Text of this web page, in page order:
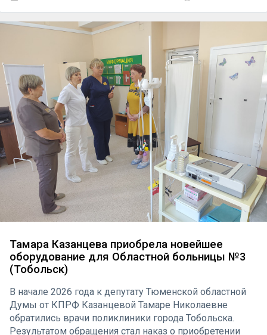
тюменских коммунистов Тамары Казанцевой.
Тамара Казанцева приобрела новейшее
оборудование для Областной больницы №3
(Тобольск)
В начале 2026 года к депутату Тюменской областной
Думы от КПРФ Казанцевой Тамаре Николаевне
обратились врачи поликлиники города Тобольска.
Результатом обращения стал наказ о приобретении